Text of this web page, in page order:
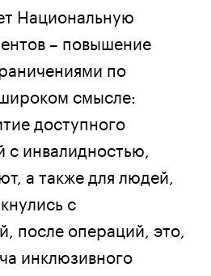
Национальную
– повышение
по
смысле:
доступного
инвалидностью,
а также для людей,
с
после операций, это,
инклюзивного